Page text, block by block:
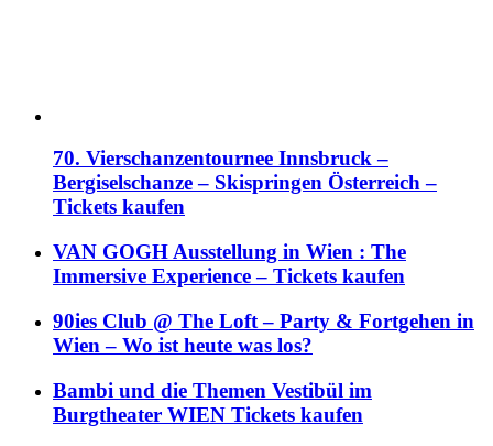
70. Vierschanzentournee Innsbruck –
Bergiselschanze – Skispringen Österreich –
Tickets kaufen
VAN GOGH Ausstellung in Wien : The
Immersive Experience – Tickets kaufen
90ies Club @ The Loft – Party & Fortgehen in
Wien – Wo ist heute was los?
Bambi und die Themen Vestibül im
Burgtheater WIEN Tickets kaufen